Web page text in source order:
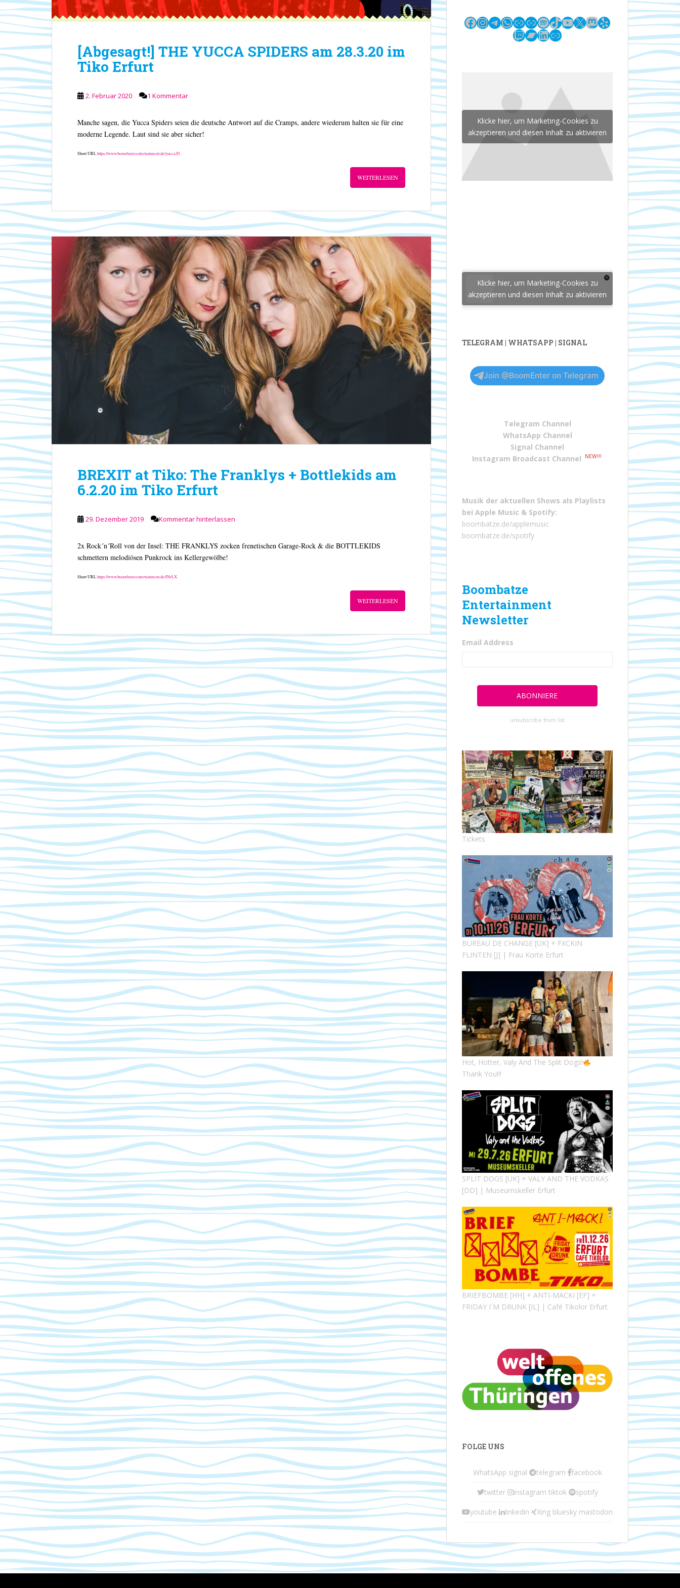
[Abgesagt!] THE YUCCA SPIDERS am 28.3.20 im
Tiko Erfurt
2. Februar 2020 1 Kommentar
Manche sagen, die Yucca Spiders seien die deutsche Antwort auf die Cramps, andere wiederum halten sie für eine
moderne Legende. Laut sind sie aber sicher!
Short URLhttps://www.boombatzeentertainment.de/yucca20
WEITERLESEN
BREXIT at Tiko: The Franklys + Bottlekids am
6.2.20 im Tiko Erfurt
29. Dezember 2019 Kommentar hinterlassen
2x Rock´n´Roll von der Insel: THE FRANKLYS zocken frenetischen Garage-Rock & die BOTTLEKIDS
schmettern melodiösen Punkrock ins Kellergewölbe!
Short URLhttps://www.boombatzeentertainment.de/fNrLX
WEITERLESEN
Facebook
Instagram
Telegram
WhatsApp
LinkLinkSpotify
TikTok
YouTube
X Mastodon
Yelp
Twitch
Bandcamp
LinkedIn
Link
Klicke hier, um Marketing-Cookies zu
akzeptieren und diesen Inhalt zu aktivieren
Klicke hier, um Marketing-Cookies zu
akzeptieren und diesen Inhalt zu aktivieren
TELEGRAM | WHATSAPP | SIGNAL
Join @BoomEnter on Telegram
Telegram Channel
WhatsApp Channel
Signal Channel
Instagram Broadcast Channel
NEW!!!
Musik der aktuellen Shows als Playlists
bei Apple Music & Spotify:
boombatze.de/applemusic
boombatze.de/spotify
Boombatze
Entertainment
Newsletter
Email Address
unsubscribe from list
Tickets
BUREAU DE CHANGE [UK] + FXCKIN
FLINTEN [J] | Frau Korte Erfurt
Hot, Hotter, Valy And The Split Dogs!
Thank You!!!
SPLIT DOGS [UK] + VALY AND THE VODKAS
[DD] | Museumskeller Erfurt
BRIEFBOMBE [HH] + ANTI-MACKI [EF] +
FRIDAY I´M DRUNK [IL] | Café Tikolor Erfurt
FOLGE UNS
WhatsApp signal telegram facebook
twitter instagram tiktok spotify
youtube linkedin Xing bluesky mastodon